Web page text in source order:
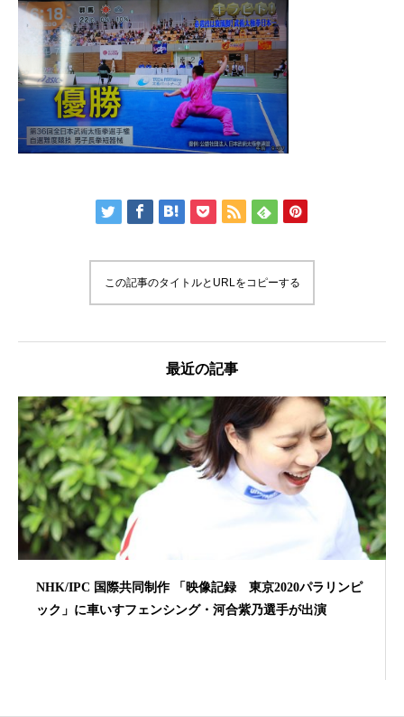
この記事のタイトルとURLをコピーする
最近の記事
NHK/IPC 国際共同制作 「映像記録 東京2020パラリンピ
ック」に車いすフェンシング・河合紫乃選手が出演